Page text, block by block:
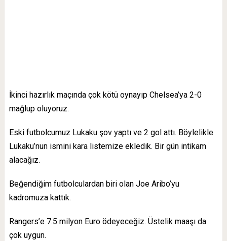
İkinci hazırlık maçında çok kötü oynayıp Chelsea’ya 2-0
mağlup oluyoruz.
Eski futbolcumuz Lukaku şov yaptı ve 2 gol attı. Böylelikle
Lukaku’nun ismini kara listemize ekledik. Bir gün intikam
alacağız.
Beğendiğim futbolculardan biri olan Joe Aribo’yu
kadromuza kattık.
Rangers’e 7.5 milyon Euro ödeyeceğiz. Üstelik maaşı da
çok uygun.